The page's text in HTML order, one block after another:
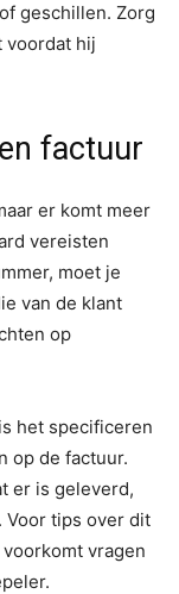
geschillen. Zorg
voordat hij
factuur
er komt meer
vereisten
moet je
van de klant
op
het specificeren
op de factuur.
er is geleverd,
Voor tips over dit
voorkomt vragen